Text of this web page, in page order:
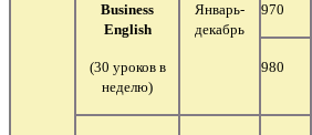
Business
English
(30 уроков в
неделю)
Январь-
декабрь
970
980